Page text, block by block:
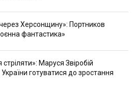
Херсонщину»: Портников
фантастика»
Маруся Звіробій
готуватися до зростання